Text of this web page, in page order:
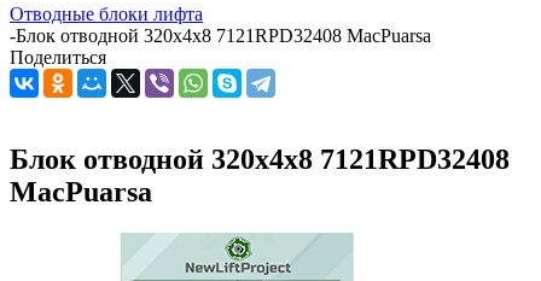
Отводные блоки лифта
-Блок отводной 320х4х8 7121RPD32408 MacPuarsa
Поделиться
Блок отводной 320х4х8 7121RPD32408
MacPuarsa